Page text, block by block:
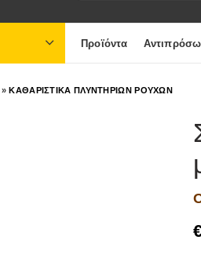
Προϊόντα
»ΚΑΘΑΡΙΣΤΙΚΑ ΠΛΥΝΤΗΡΙΩΝ ΡΟΥΧΩΝ